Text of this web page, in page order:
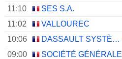
11:10
SES S.A.
11:02
VALLOUREC
10:06
DASSAULT SYSTÈMES SE
09:00
SOCIÉTÉ GÉNÉRALE